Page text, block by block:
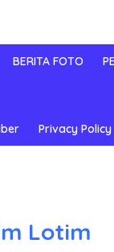
BERITA FOTO
Privacy Policy
Lotim